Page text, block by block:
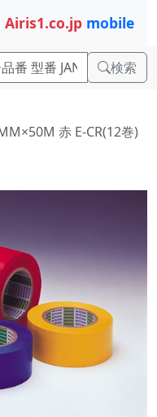
Airis1.co.jp mobile
検索
赤 E-CR(12巻)